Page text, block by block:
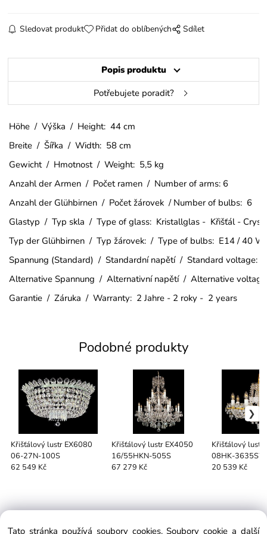
Sledovat produkt Přidat do oblíbených Sdílet
Popis produktu
Potřebujete poradit?
Höhe / Výška / Height: 44 cm
Breite / Šířka / Width: 58 cm
Gewicht / Hmotnost / Weight: 5,5 kg
Anzahl der Armen / Počet ramen / Number of arms: 6
Anzahl der Glühbirnen / Počet žárovek / Number of bulbs: 6
Glastyp / Typ skla / Type of glass: Kristallglas - Křišťál -
Typ der Glühbirnen / Typ žárovek: / Type of bulbs: E14 / 40 W
Spannung (Standard) / Standardní napětí / Standard voltage:
Alternative Spannung / Alternativní napětí / Alternative
Garantie / Záruka / Warranty: 2 Jahre - 2 roky - 2 years
Podobné produkty
Křišťálový lustr EX6080
06-27N-100S
62 549 Kč
Křišťálový lustr EX4050
16/55HKN-505S
67 279 Kč
Křišťálový lustr
08HK-3635SW
20 539 Kč
Tato stránka používá soubory cookies. Soubory cookie a další